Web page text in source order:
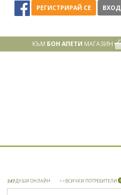
РЕГИСТРИРАЙ СЕ ВХОД
КЪМ БОН АПЕТИ МАГАЗИН
247ДУШИ ОНЛАЙН >>ВСИЧКИ ПОТРЕБИТЕЛИ